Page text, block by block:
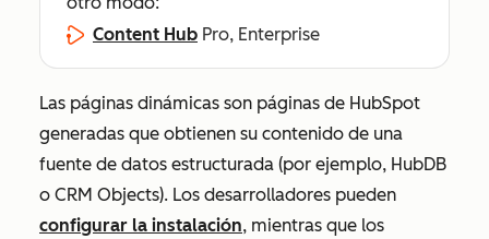
Content Hub Pro, Enterprise
Las páginas dinámicas son páginas de HubSpot
generadas que obtienen su contenido de una
fuente de datos estructurada (por ejemplo, HubDB
o CRM Objects). Los desarrolladores pueden
configurar la instalación, mientras que los